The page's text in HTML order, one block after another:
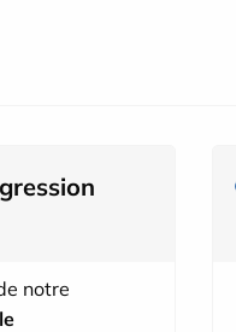
notre